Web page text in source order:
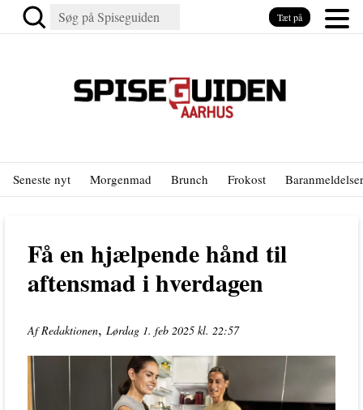
Seneste nyt Morgenmad Brunch Frokost Baranmeldelser
Få en hjælpende hånd til
aftensmad i hverdagen
Af Redaktionen, Lørdag 1. feb 2025 kl. 22:57
Tæt på